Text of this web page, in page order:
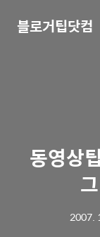
블로거팁닷컴
동영상
2007.